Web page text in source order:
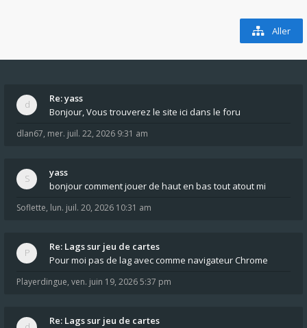
Aller
Re: yass
Bonjour, Vous trouverez le site ici dans le foru
dlan67, mer. juil. 22, 2026 9:31 am
yass
bonjour comment jouer de haut en bas tout atout mi
Soflette, lun. juil. 20, 2026 10:31 am
Re: Lags sur jeu de cartes
Pour moi pas de lag avec comme navigateur Chrome
Playerdingue, ven. juin 19, 2026 5:37 pm
Re: Lags sur jeu de cartes